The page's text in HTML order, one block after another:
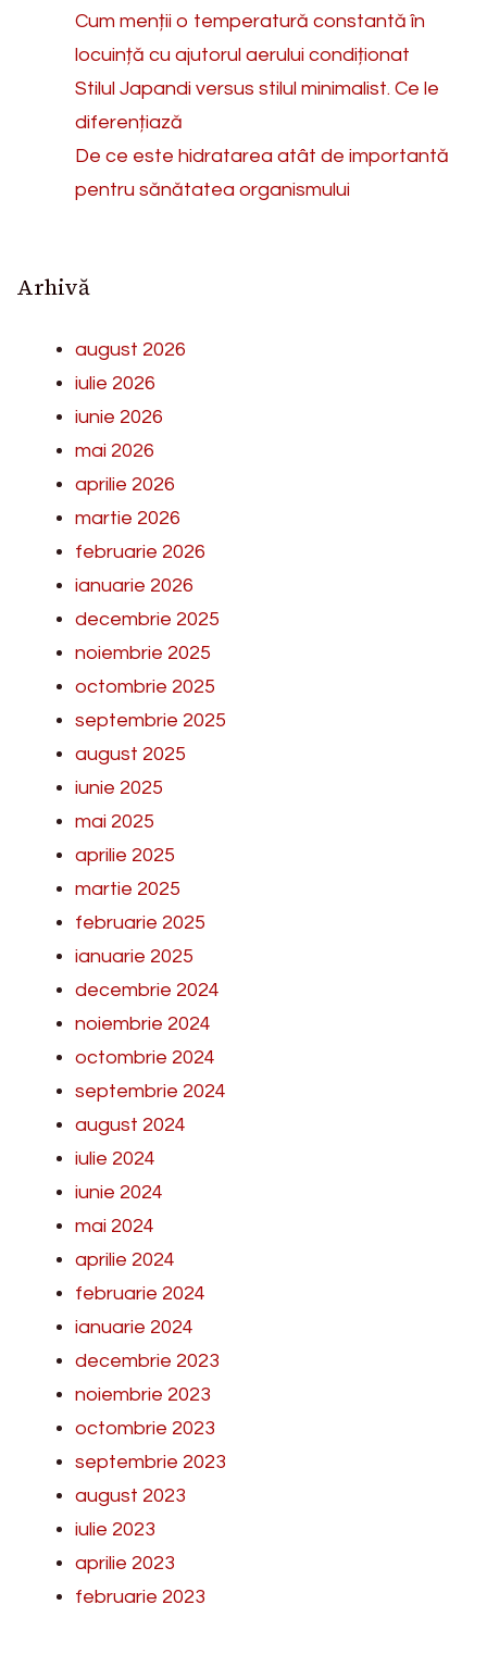
Cum menții o temperatură constantă în
locuință cu ajutorul aerului condiționat
Stilul Japandi versus stilul minimalist. Ce le
diferențiază
De ce este hidratarea atât de importantă
pentru sănătatea organismului
Arhivă
august 2026
iulie 2026
iunie 2026
mai 2026
aprilie 2026
martie 2026
februarie 2026
ianuarie 2026
decembrie 2025
noiembrie 2025
octombrie 2025
septembrie 2025
august 2025
iunie 2025
mai 2025
aprilie 2025
martie 2025
februarie 2025
ianuarie 2025
decembrie 2024
noiembrie 2024
octombrie 2024
septembrie 2024
august 2024
iulie 2024
iunie 2024
mai 2024
aprilie 2024
februarie 2024
ianuarie 2024
decembrie 2023
noiembrie 2023
octombrie 2023
septembrie 2023
august 2023
iulie 2023
aprilie 2023
februarie 2023